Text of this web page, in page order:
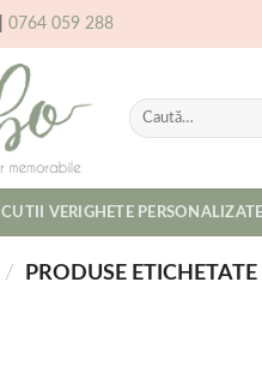
0764 059 288
Caută
după:
CUTII VERIGHETE PERSONALIZATE
/ PRODUSE